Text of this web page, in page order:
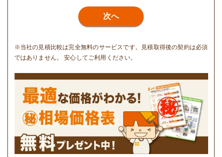
次へ
※当社の見積比較は完全無料のサービスです。見積取得後の契約は必須
ではありません。 安心してご利用ください。